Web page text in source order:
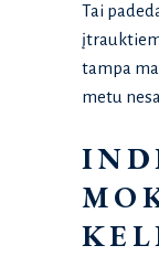
Tai
tampa
metu